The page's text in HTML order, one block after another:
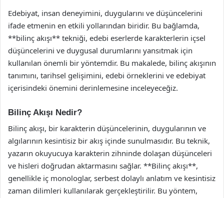
Edebiyat, insan deneyimini, duygularını ve düşüncelerini
ifade etmenin en etkili yollarından biridir. Bu bağlamda,
**bilinç akışı** tekniği, edebi eserlerde karakterlerin içsel
düşüncelerini ve duygusal durumlarını yansıtmak için
kullanılan önemli bir yöntemdir. Bu makalede, bilinç akışının
tanımını, tarihsel gelişimini, edebi örneklerini ve edebiyat
içerisindeki önemini derinlemesine inceleyeceğiz.
Bilinç Akışı Nedir?
Bilinç akışı, bir karakterin düşüncelerinin, duygularının ve
algılarının kesintisiz bir akış içinde sunulmasıdır. Bu teknik,
yazarın okuyucuya karakterin zihninde dolaşan düşünceleri
ve hisleri doğrudan aktarmasını sağlar. **Bilinç akışı**,
genellikle iç monologlar, serbest dolaylı anlatım ve kesintisiz
zaman dilimleri kullanılarak gerçekleştirilir. Bu yöntem,